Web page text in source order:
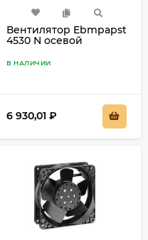
Вентилятор Ebmpapst
4530 N осевой
В НАЛИЧИИ
6 930,01